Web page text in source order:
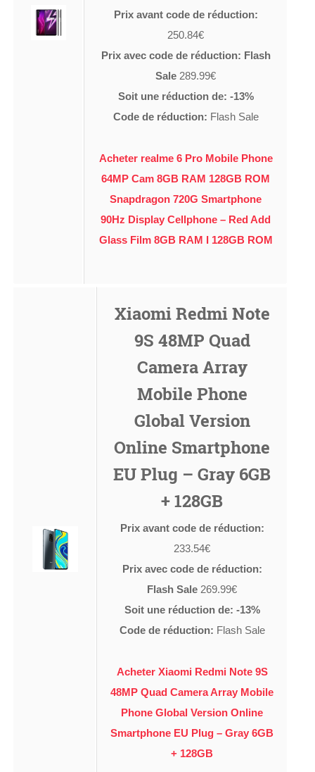
Prix avant code de réduction:
250.84€
Prix avec code de réduction: Flash
Sale 289.99€
Soit une réduction de: -13%
Code de réduction: Flash Sale
Acheter realme 6 Pro Mobile Phone
64MP Cam 8GB RAM 128GB ROM
Snapdragon 720G Smartphone
90Hz Display Cellphone – Red Add
Glass Film 8GB RAM I 128GB ROM
Xiaomi Redmi Note
9S 48MP Quad
Camera Array
Mobile Phone
Global Version
Online Smartphone
EU Plug – Gray 6GB
+ 128GB
Prix avant code de réduction:
233.54€
Prix avec code de réduction:
Flash Sale 269.99€
Soit une réduction de: -13%
Code de réduction: Flash Sale
Acheter Xiaomi Redmi Note 9S
48MP Quad Camera Array Mobile
Phone Global Version Online
Smartphone EU Plug – Gray 6GB
+ 128GB